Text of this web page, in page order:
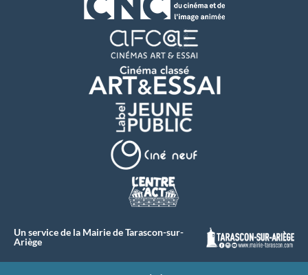
Un service de la Mairie de Tarascon-sur-
Ariège